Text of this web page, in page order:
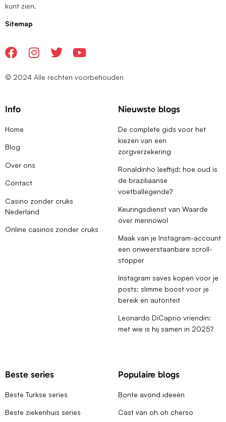
kunt zien.
Sitemap
© 2024 Alle rechten voorbehouden
Info
Home
Blog
Over ons
Contact
Casino zonder cruks
Nederland
Online casinos zonder cruks
Nieuwste blogs
De complete gids voor het
kiezen van een
zorgverzekering
Ronaldinho leeftijd: hoe oud is
de braziliaanse
voetballegende?
Keuringsdienst van Waarde
over merinowol
Maak van je Instagram-account
een onweerstaanbare scroll-
stopper
Instagram saves kopen voor je
posts: slimme boost voor je
bereik en autoriteit
Leonardo DiCaprio vriendin:
met wie is hij samen in 2025?
Beste series
Beste Turkse series
Beste ziekenhuis series
Populaire blogs
Bonte avond ideeën
Cast van oh oh cherso